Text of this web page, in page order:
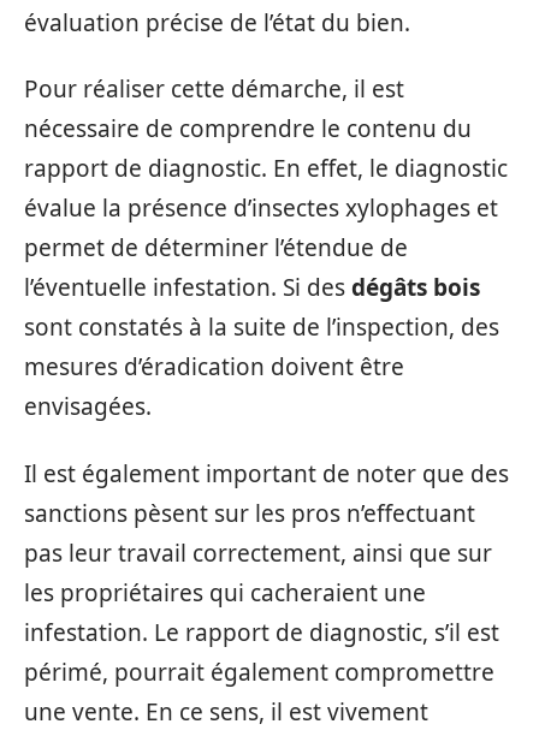
évaluation précise de l’état du bien.
Pour réaliser cette démarche, il est
nécessaire de comprendre le contenu du
rapport de diagnostic. En effet, le diagnostic
évalue la présence d’insectes xylophages et
permet de déterminer l’étendue de
l’éventuelle infestation. Si desdégâts bois
sont constatés à la suite de l’inspection, des
mesures d’éradication doivent être
envisagées.
Il est également important de noter que des
sanctions pèsent sur les pros n’effectuant
pas leur travail correctement, ainsi que sur
les propriétaires qui cacheraient une
infestation. Le rapport de diagnostic, s’il est
périmé, pourrait également compromettre
une vente. En ce sens, il est vivement